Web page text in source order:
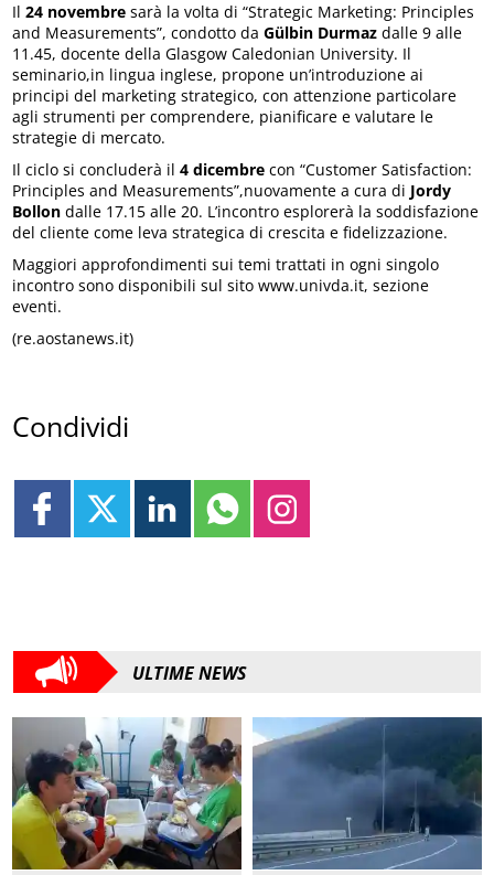
Il24 novembre sarà la volta di “Strategic Marketing: Principles
and Measurements”, condotto daGülbin Durmaz dalle 9 alle
11.45, docente della Glasgow Caledonian University. Il
seminario,in lingua inglese, propone un’introduzione ai
principi del marketing strategico, con attenzione particolare
agli strumenti per comprendere, pianificare e valutare le
strategie di mercato.
Il ciclo si concluderà il4 dicembre con “Customer Satisfaction:
Principles and Measurements”,nuovamente a cura di Jordy
Bollon dalle 17.15 alle 20. L’incontro esplorerà la soddisfazione
del cliente come leva strategica di crescita e fidelizzazione.
Maggiori approfondimenti sui temi trattati in ogni singolo
incontro sono disponibili sul sito www.univda.it, sezione
eventi.
(re.aostanews.it)
Condividi
ULTIME NEWS